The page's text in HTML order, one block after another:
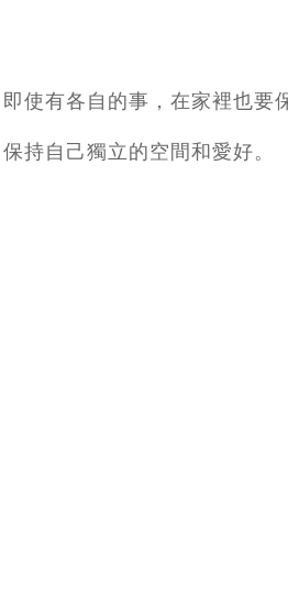
使有各自的事，在家裡也要
持自己獨立的空間和愛好。